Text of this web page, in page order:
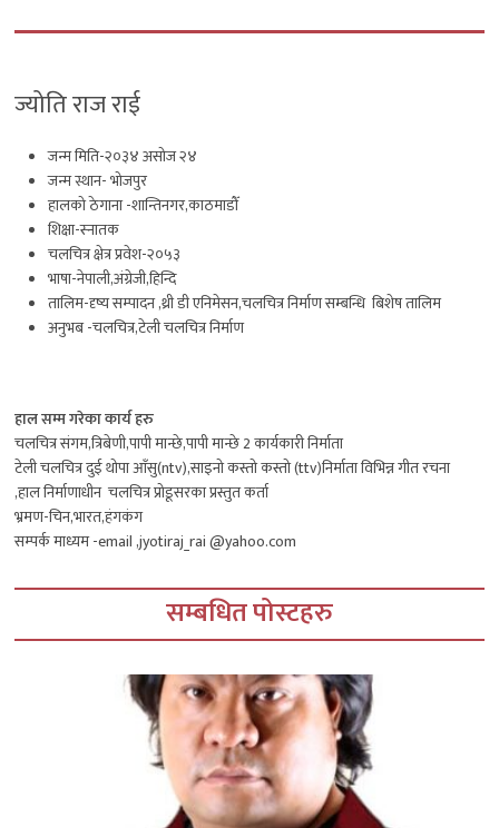
ज्योति राज राई
जन्म मिति-२०३४ असोज २४
जन्म स्थान- भोजपुर
हालको ठेगाना -शान्तिनगर,काठमाडौँ
शिक्षा-स्नातक
चलचित्र क्षेत्र प्रवेश-२०५३
भाषा-नेपाली,अंग्रेजी,हिन्दि
तालिम-दृष्य सम्पादन ,थ्री डी एनिमेसन,चलचित्र निर्माण सम्बन्धि बिशेष तालिम
अनुभब -चलचित्र,टेली चलचित्र निर्माण
हाल सम्म गरेका कार्य हरु
चलचित्र संगम,त्रिबेणी,पापी मान्छे,पापी मान्छे 2 कार्यकारी निर्माता
टेली चलचित्र दुई थोपा आँसु(ntv),साइनो कस्तो कस्तो (ttv)निर्माता विभिन्न गीत रचना
,हाल निर्माणाधीन चलचित्र प्रोडूसरका प्रस्तुत कर्ता
भ्रमण-चिन,भारत,हंगकंग
सम्पर्क माध्यम -email ,jyotiraj_rai @yahoo.com
सम्बधित पोस्टहरु